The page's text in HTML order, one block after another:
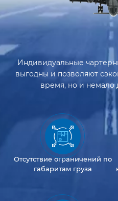
Индивидуальные
выгодны и позволяют
время, но и немало
Отсутствиеограничений по
габаритам груза